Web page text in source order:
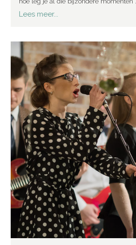
Lees meer...